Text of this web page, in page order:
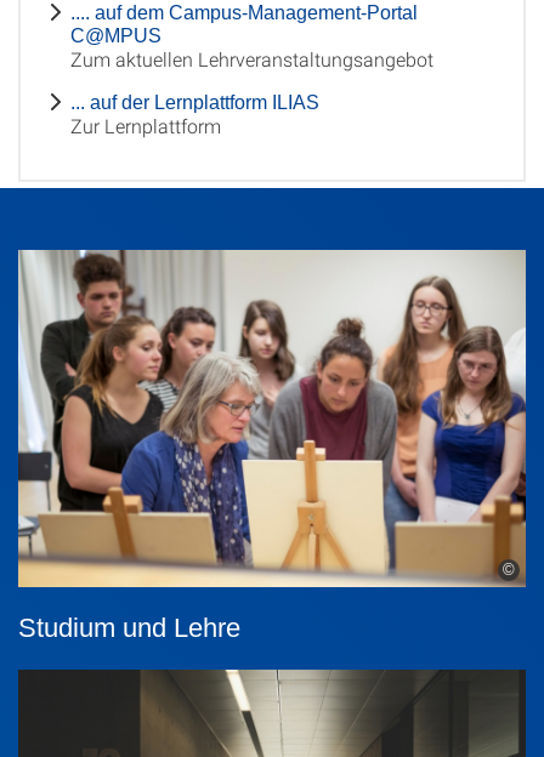
.... auf dem Campus-Management-Portal
C@MPUS
Zum aktuellen Lehrveranstaltungsangebot
... auf der Lernplattform ILIAS
Zur Lernplattform
©
Studium und Lehre